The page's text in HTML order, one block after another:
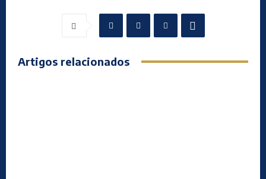
Artigos relacionados